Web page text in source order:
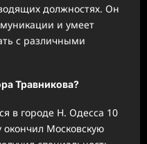
должностях. Он
и умеет
с различными
Травникова?
в городе Н. Одесса 10
окончил Московскую